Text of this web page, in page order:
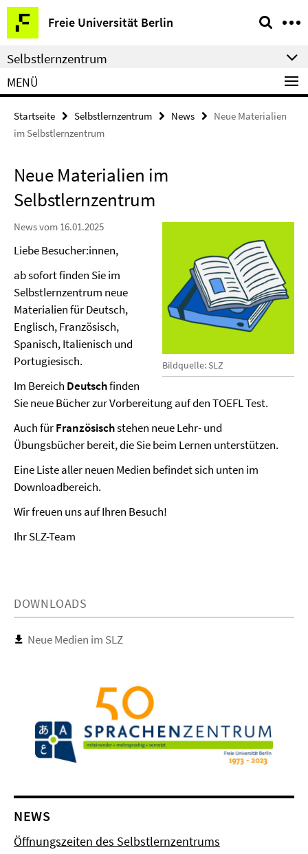
Springe
direkt
zu
Inhalt
Freie Universität Berlin
Service-
Navigation
Selbstlernzentrum
MENÜ
Startseite Selbstlernzentrum News
Neue Materialien
im Selbstlernzentrum
Neue Materialien im
Selbstlernzentrum
Bildquelle: SLZ
News vom 16.01.2025
Liebe Besucher:innen,
ab sofort finden Sie im
Selbstlernzentrum neue
Materialien für Deutsch,
Englisch, Französisch,
Spanisch, Italienisch und
Portugiesisch.
Im Bereich Deutschfinden
Sie neue Bücher zur Vorbereitung auf den TOEFL Test.
Auch fürFranzösischstehen neue Lehr- und
Übungsbücher bereit, die Sie beim Lernen unterstützen.
Eine Liste aller neuen Medien befindet sich unten im
Downloadbereich.
Wir freuen uns auf Ihren Besuch!
Ihr SLZ-Team
DOWNLOADS
Neue Medien im SLZ
NEWS
Öffnungszeiten des Selbstlernzentrums